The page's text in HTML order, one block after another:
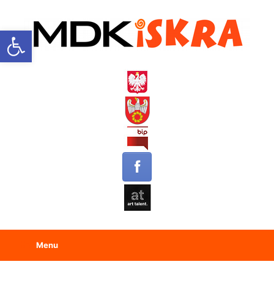
Open toolbar
Menu